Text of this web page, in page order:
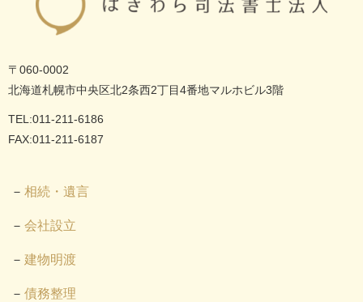
〒060-0002
北海道札幌市中央区北2条西2丁目4番地マルホビル3階
TEL:011-211-6186
FAX:011-211-6187
相続・遺言
会社設立
建物明渡
債務整理